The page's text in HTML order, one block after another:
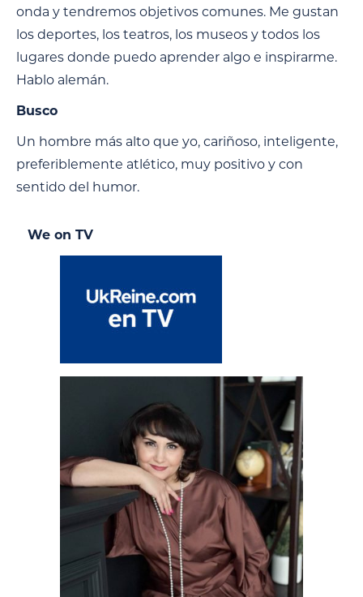
onda y tendremos objetivos comunes. Me gustan
los deportes, los teatros, los museos y todos los
lugares donde puedo aprender algo e inspirarme.
Hablo alemán.
Busco
Un hombre más alto que yo, cariñoso, inteligente,
preferiblemente atlético, muy positivo y con
sentido del humor.
We on TV